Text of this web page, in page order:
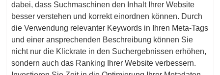
dabei, dass Suchmaschinen den Inhalt Ihrer Website
besser verstehen und korrekt einordnen können. Durch
die Verwendung relevanter Keywords in Ihren Meta-Tags
und einer ansprechenden Beschreibung können Sie
nicht nur die Klickrate in den Suchergebnissen erhöhen,
sondern auch das Ranking Ihrer Website verbessern.